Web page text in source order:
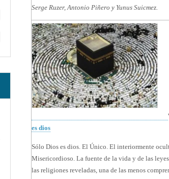
Serge Ruzer, Antonio Piñero y Yunus Suicmez.
es dios
Sólo Dios es dios. El Único. El interiormente
Misericordioso. La fuente de la vida y de las
las religiones reveladas, una de las menos